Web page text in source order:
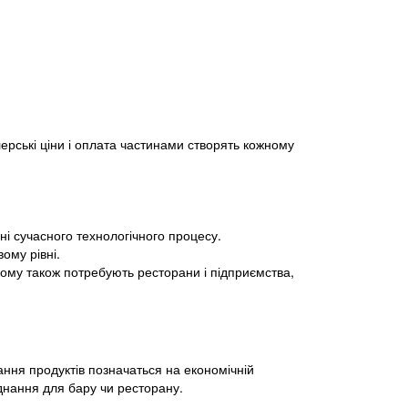
ціни і оплата частинами створять кожному
технологічного процесу.
рівні.
також потребують ресторани і підприємства,
продуктів позначаться на економічній
для бару чи ресторану.